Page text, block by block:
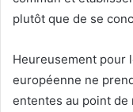
plutôt que de se
Heureusement pour
européenne ne
ententes au point